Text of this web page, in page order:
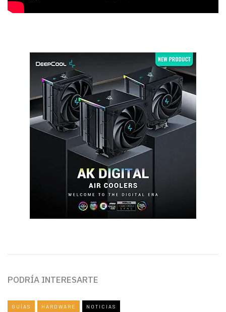
PODRÍA INTERESARTE
GUÍAS HARDWARE NOTICIAS